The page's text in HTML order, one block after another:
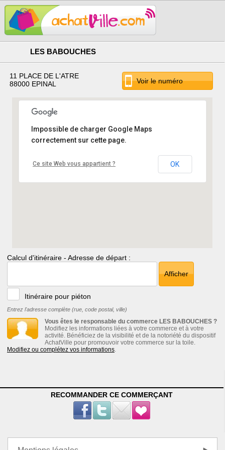
LES BABOUCHES
11 PLACE DE L'ATRE
88000 EPINAL
Voir le numéro
Impossible de charger Google Maps
correctement sur cette page.
Ce site Web vous appartient ? OK
Calcul d'itinéraire - Adresse de départ :
Afficher
Itinéraire pour piéton
Entrez l'adresse complète (rue, code postal, ville)
Vous êtes le responsable du commerce LES BABOUCHES ?
Modifiez les informations liées à votre commerce et à votre
activité. Bénéficiez de la visibilité et de la notoriété du dispositif
AchatVille pour promouvoir votre commerce sur la toile.
Modifiez ou complétez vos informations.
RECOMMANDER CE COMMERÇANT